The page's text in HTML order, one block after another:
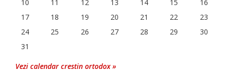
10
11 12 13 14 15
16
17
18 19 20 21 22
23
24
25 26 27 28 29
30
31
Vezi calendar crestin ortodox »